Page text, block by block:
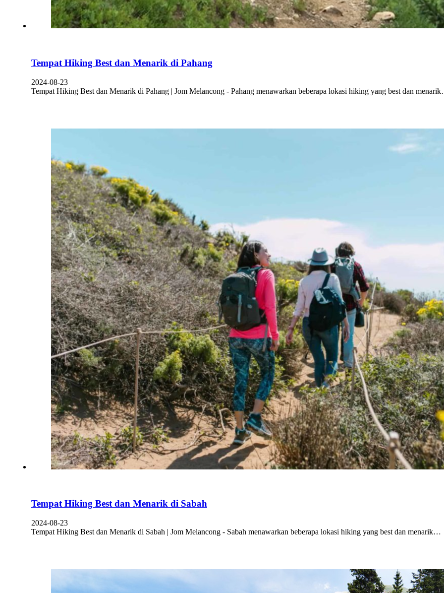
Tempat Hiking Best dan Menarik di Pahang
2024-08-23
Tempat Hiking Best dan Menarik di Pahang | Jom Melancong - Pahang menawarkan beberapa lokasi hiking yang best dan
Tempat Hiking Best dan Menarik di Sabah
2024-08-23
Tempat Hiking Best dan Menarik di Sabah | Jom Melancong - Sabah menawarkan beberapa lokasi hiking yang best dan menarik…